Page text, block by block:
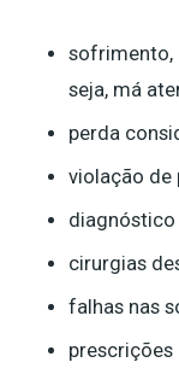
sofrimento,
seja, má
perda
violação de
cirurgias
falhas nas
prescrições